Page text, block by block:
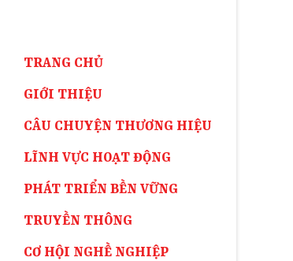
TRANG CHỦ
GIỚI THIỆU
CÂU CHUYỆN THƯƠNG HIỆU
LĨNH VỰC HOẠT ĐỘNG
PHÁT TRIỂN BỀN VỮNG
TRUYỀN THÔNG
CƠ HỘI NGHỀ NGHIỆP